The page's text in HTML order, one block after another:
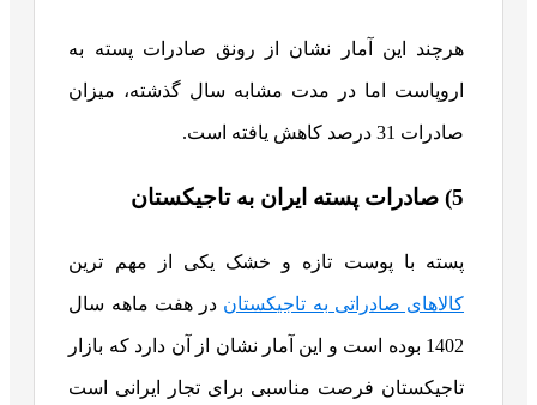
هرچند این آمار نشان از رونق صادرات پسته به
اروپاست اما در مدت مشابه سال گذشته، میزان
صادرات 31 درصد کاهش یافته است.
5) صادرات پسته ایران به تاجیکستان
پسته با پوست تازه و خشک یکی از مهم ترین
کالاهای صادراتی به تاجیکستان در هفت ماهه سال
1402 بوده است و این آمار نشان از آن دارد که بازار
تاجیکستان فرصت مناسبی برای تجار ایرانی است